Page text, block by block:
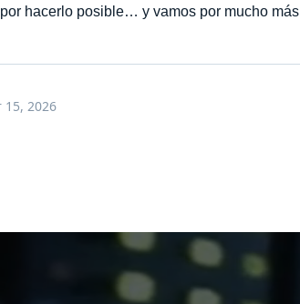
hacerlo posible… y vamos por mucho más
15, 2026